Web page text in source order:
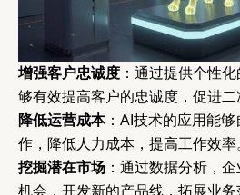
增强客户忠诚度 ：通过提供个性
够有效提高客户的忠诚度，促进二
降低运营成本：AI技术的应用能
作，降低人力成本，提高工作效率
挖掘潜在市场 ：通过数据分析，
机会，开发新的产品线，拓展业务